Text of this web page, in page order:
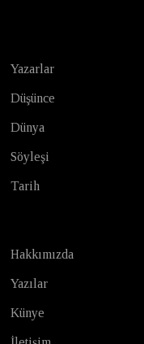
Yazarlar
Düşünce
Dünya
Söyleşi
Tarih
Hakkımızda
Yazılar
Künye